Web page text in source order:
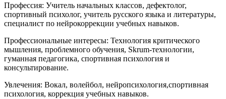
Профессия: Учитель начальных классов, дефектолог,
спортивный психолог, учитель русского языка и литературы,
специалист по нейрокоррекции учебных навыков.
Профессиональные интересы: Технология критического
мышления, проблемного обучения, Skrum-технологии,
гуманная педагогика, спортивная психология и
консультирование.
Увлечения: Вокал, волейбол, нейропсихология,спортивная
психология, коррекция учебных навыков.